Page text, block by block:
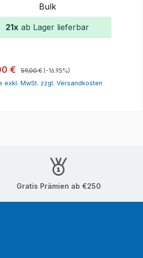
Bulk
21x ab Lager lieferbar
€ Regulärer Preis:
59,00 € (-16.95%)
exkl. MwSt. zzgl. Versandkosten
Gratis Prämien ab €250